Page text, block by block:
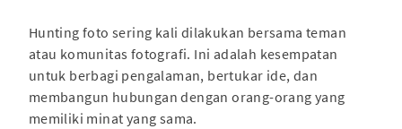
Hunting foto sering kali dilakukan bersama teman
atau komunitas fotografi. Ini adalah kesempatan
untuk berbagi pengalaman, bertukar ide, dan
membangun hubungan dengan orang-orang yang
memiliki minat yang sama.